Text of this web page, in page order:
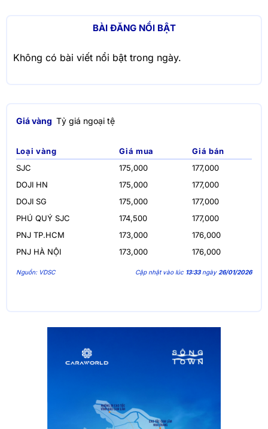
BÀI ĐĂNG NỔI BẬT
Không có bài viết nổi bật trong ngày.
Giá vàng Tỷ giá ngoại tệ
Loại vàng Giá mua
Giá bán
SJC
175,000
177,000
DOJI HN
175,000
177,000
DOJI SG
175,000
177,000
PHÚ QUÝ SJC
174,500
177,000
PNJ TP.HCM
173,000
176,000
PNJ HÀ NỘI
173,000 176,000
Nguồn: VDSC Cập nhật vào lúc 13:33ngày 26/01/2026